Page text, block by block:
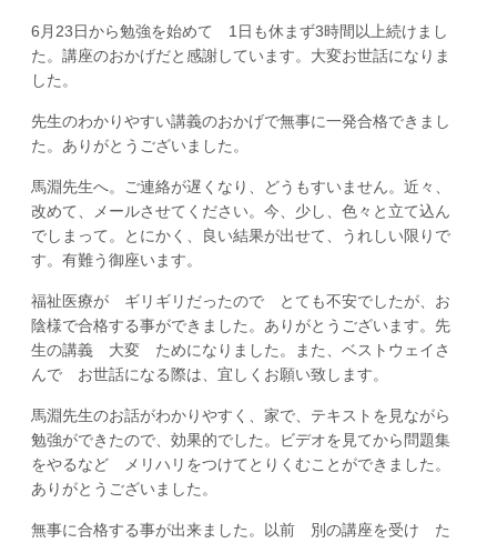
6月23日から勉強を始めて 1日も休まず3時間以上続けまし
た。講座のおかげだと感謝しています。大変お世話になりま
した。
先生のわかりやすい講義のおかげで無事に一発合格できまし
た。ありがとうございました。
馬淵先生へ。ご連絡が遅くなり、どうもすいません。近々、
改めて、メールさせてください。今、少し、色々と立て込ん
でしまって。とにかく、良い結果が出せて、うれしい限りで
す。有難う御座います。
福祉医療が ギリギリだったので とても不安でしたが、お
陰様で合格する事ができました。ありがとうございます。先
生の講義 大変 ためになりました。また、ベストウェイさ
んで お世話になる際は、宜しくお願い致します。
馬淵先生のお話がわかりやすく、家で、テキストを見ながら
勉強ができたので、効果的でした。ビデオを見てから問題集
をやるなど メリハリをつけてとりくむことができました。
ありがとうございました。
無事に合格する事が出来ました。以前 別の講座を受け た